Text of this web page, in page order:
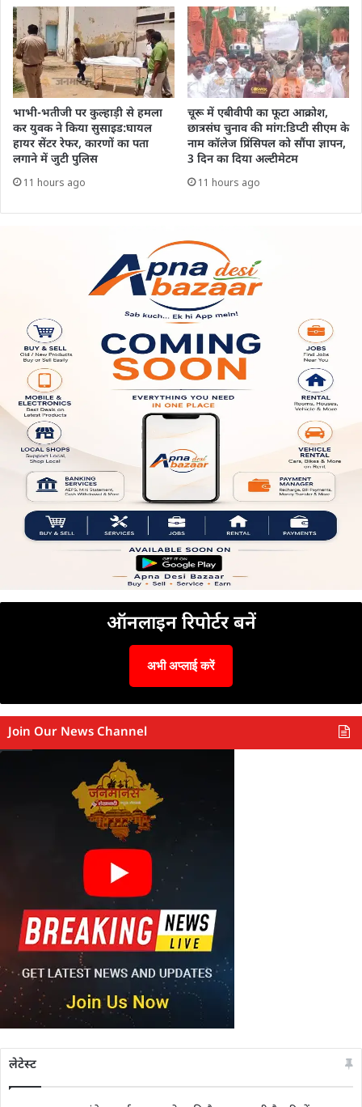
भाभी-भतीजी पर कुल्हाड़ी से हमला
कर युवक ने किया सुसाइड:घायल
हायर सेंटर रेफर, कारणों का पता
लगाने में जुटी पुलिस
11 hours ago
चूरू में एबीवीपी का फूटा आक्रोश,
छात्रसंघ चुनाव की मांग:डिप्टी सीएम के
नाम कॉलेज प्रिंसिपल को सौंपा ज्ञापन,
3 दिन का दिया अल्टीमेटम
11 hours ago
ऑनलाइन रिपोर्टर बनें
अभी अप्लाई करें
Join Our News Channel
लेटेस्ट